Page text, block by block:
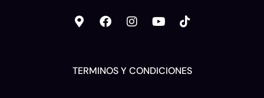
TERMINOS Y CONDICIONES